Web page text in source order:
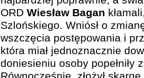
ORD Wiesław Bagan
Szlońskiego. Wniósł o
wszczęcia postępowania i
która miał jednoznacznie
doniesieniu osoby popełniły